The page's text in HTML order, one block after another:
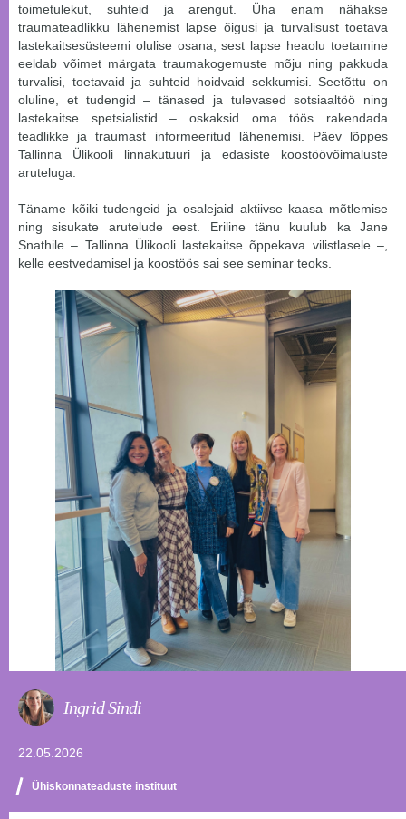
Ingrid Sindi
22.05.2026
Ühiskonnateaduste instituut
toimetulekut, suhteid ja arengut. Üha enam nähakse
traumateadlikku lähenemist lapse õigusi ja turvalisust toetava
lastekaitsesüsteemi olulise osana, sest lapse heaolu toetamine
eeldab võimet märgata traumakogemuste mõju ning pakkuda
turvalisi, toetavaid ja suhteid hoidvaid sekkumisi. Seetõttu on
oluline, et tudengid – tänased ja tulevased sotsiaaltöö ning
lastekaitse spetsialistid – oskaksid oma töös rakendada
teadlikke ja traumast informeeritud lähenemisi. Päev lõppes
Tallinna Ülikooli linnakutuuri ja edasiste koostöövõimaluste
aruteluga.
Täname kõiki tudengeid ja osalejaid aktiivse kaasa mõtlemise
ning sisukate arutelude eest. Eriline tänu kuulub ka Jane
Snathile – Tallinna Ülikooli lastekaitse õppekava vilistlasele –,
kelle eestvedamisel ja koostöös sai see seminar teoks.